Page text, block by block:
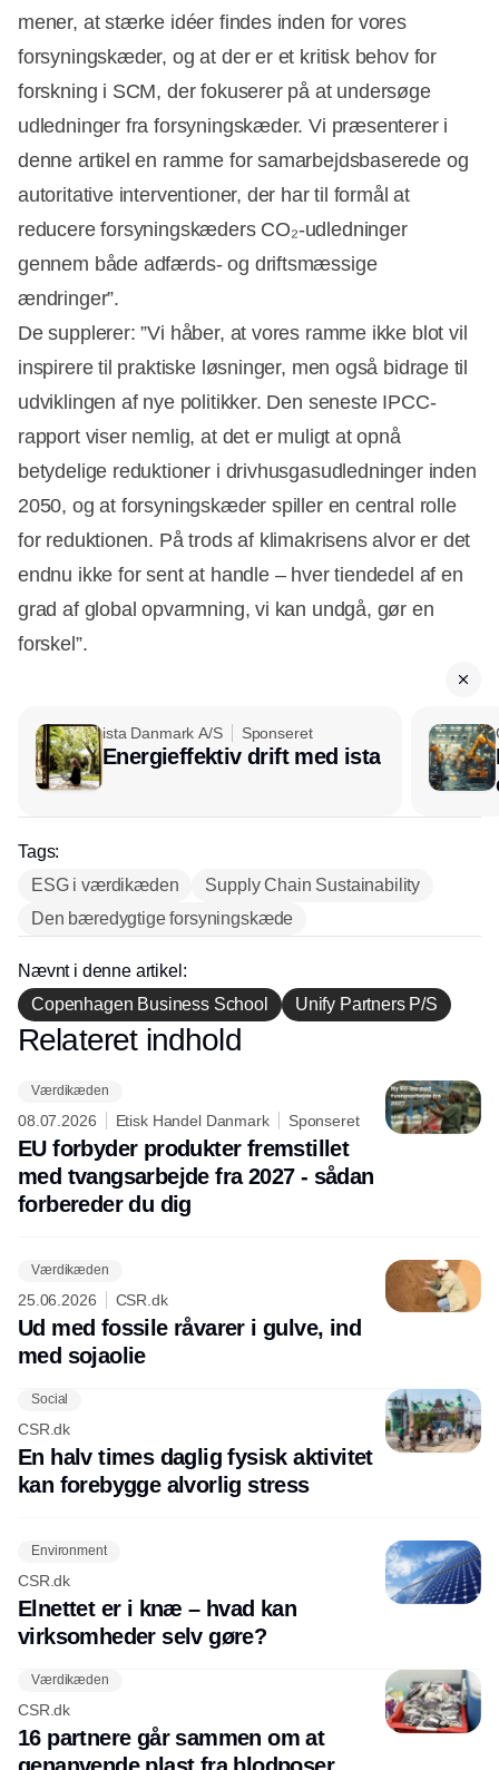
mener, at stærke idéer findes inden for vores
forsyningskæder, og at der er et kritisk behov for
forskning i SCM, der fokuserer på at undersøge
udledninger fra forsyningskæder. Vi præsenterer i
denne artikel en ramme for samarbejdsbaserede og
autoritative interventioner, der har til formål at
reducere forsyningskæders CO₂-udledninger
gennem både adfærds- og driftsmæssige
ændringer”.
De supplerer: ”Vi håber, at vores ramme ikke blot vil
inspirere til praktiske løsninger, men også bidrage til
udviklingen af nye politikker. Den seneste IPCC-
rapport viser nemlig, at det er muligt at opnå
betydelige reduktioner i drivhusgasudledninger inden
2050, og at forsyningskæder spiller en central rolle
for reduktionen. På trods af klimakrisens alvor er det
endnu ikke for sent at handle – hver tiendedel af en
grad af global opvarmning, vi kan undgå, gør en
forskel”.
ista Danmark A/S Sponseret
Energieffektiv drift med ista
Tags:
ESG i værdikæden
Supply Chain Sustainability
Den bæredygtige forsyningskæde
Nævnt i denne artikel:
Copenhagen Business School
Unify Partners P/S
Annonce
Relateret indhold
Værdikæden
08.07.2026 Etisk Handel Danmark Sponseret
EU forbyder produkter fremstillet
med tvangsarbejde fra 2027 - sådan
forbereder du dig
Værdikæden
25.06.2026 CSR.dk
Ud med fossile råvarer i gulve, ind
med sojaolie
Social
CSR.dk
En halv times daglig fysisk aktivitet
kan forebygge alvorlig stress
Environment
CSR.dk
Elnettet er i knæ – hvad kan
virksomheder selv gøre?
Værdikæden
CSR.dk
16 partnere går sammen om at